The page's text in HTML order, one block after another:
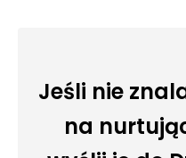
Jeśli nie
na